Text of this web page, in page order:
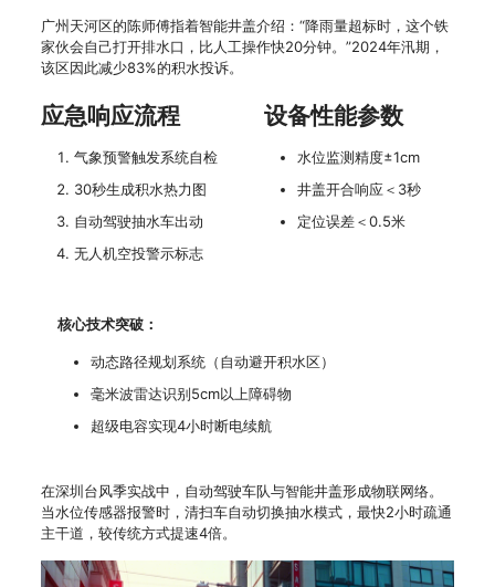
广州天河区的陈师傅指着智能井盖介绍：“降雨量超标时，这个铁
家伙会自己打开排水口，比人工操作快20分钟。”2024年汛期，
该区因此减少83%的积水投诉。
应急响应流程
气象预警触发系统自检
30秒生成积水热力图
自动驾驶抽水车出动
无人机空投警示标志
设备性能参数
水位监测精度±1cm
井盖开合响应＜3秒
定位误差＜0.5米
核心技术突破：
动态路径规划系统（自动避开积水区）
毫米波雷达识别5cm以上障碍物
超级电容实现4小时断电续航
在深圳台风季实战中，自动驾驶车队与智能井盖形成物联网络。
当水位传感器报警时，清扫车自动切换抽水模式，最快2小时疏通
主干道，较传统方式提速4倍。